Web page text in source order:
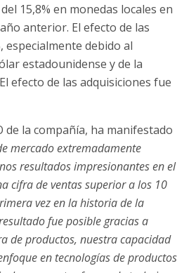
15,8% en monedas locales en
anterior. El efecto de las
especialmente debido al
estadounidense y de la
efecto de las adquisiciones fue
de la compañía, ha manifestado
mercado extremadamente
resultados impresionantes en el
cifra de ventas superior a los 10
vez en la historia de la
fue posible gracias a
de productos, nuestra capacidad
en tecnologías de productos